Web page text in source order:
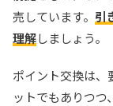
売しています。 引
理解しましょう。
ポイント交換は、
ットでもありつつ